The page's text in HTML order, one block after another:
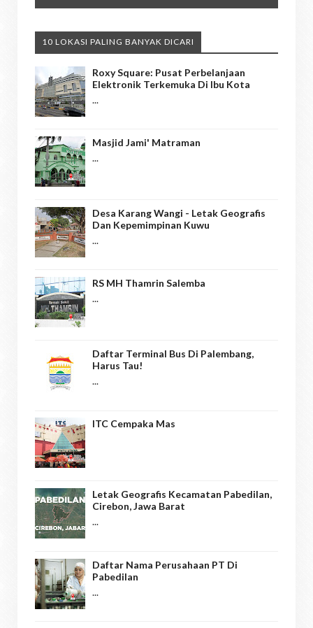
10 LOKASI PALING BANYAK DICARI
Roxy Square: Pusat Perbelanjaan
Elektronik Terkemuka Di Ibu Kota
...
Masjid Jami' Matraman
...
Desa Karang Wangi - Letak Geografis
Dan Kepemimpinan Kuwu
...
RS MH Thamrin Salemba
...
Daftar Terminal Bus Di Palembang,
Harus Tau!
...
ITC Cempaka Mas
Letak Geografis Kecamatan Pabedilan,
Cirebon, Jawa Barat
...
Daftar Nama Perusahaan PT Di
Pabedilan
...